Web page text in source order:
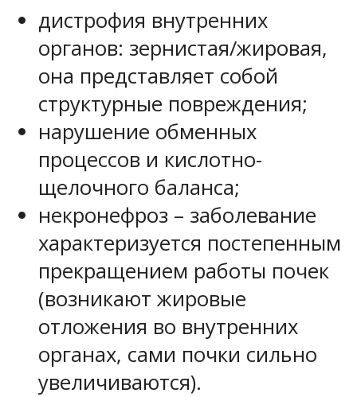
дистрофия внутренних
органов: зернистая/жировая,
она представляет собой
структурные повреждения;
нарушение обменных
процессов и кислотно-
щелочного баланса;
некронефроз – заболевание
характеризуется постепенным
прекращением работы почек
(возникают жировые
отложения во внутренних
органах, сами почки сильно
увеличиваются).